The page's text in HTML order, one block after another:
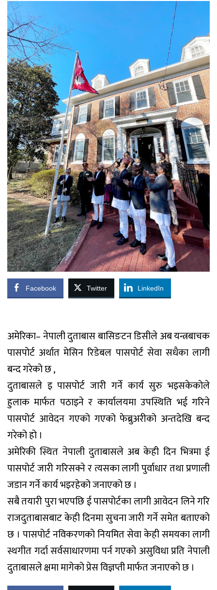
Facebook Twitter LinkedIn
अमेरिका– नेपाली दुताबास बासिङटन डिसीले अब यन्त्रबाचक
पासपोर्ट अर्थात मेसिन रिडेबल पासपोर्ट सेवा सधैका लागी
बन्द गरेको छ ,
दुताबासले इ पासपोर्ट जारी गर्ने कार्य सुरु भइसकेकोले
हुलाक मार्फत पठाइने र कार्यालयमा उपस्थिति भई गरिने
पासपोर्ट आवेदन गएको गएको फेब्रुअरीको अन्तदेखि बन्द
गरेको हो ।
अमेरिकी स्थित नेपाली दुताबासले अब केही दिन भित्रमा ई
पासपोर्ट जारी गरिसक्ने र त्यसका लागी पुर्वाधार तथा प्रणाली
जडान गर्ने कार्य भइरहेको जनाएको छ ।
सबै तयारी पुरा भएपछि ई पासपोर्टका लागी आवेदन लिने गरि
राजदुताबासबाट केही दिनमा सुचना जारी गर्ने समेत बताएको
छ । पासपोर्ट नविकरणको नियमित सेवा केही समयका लागी
स्थगीत गर्दा सर्वसाधारणमा पर्न गएको असुविधा प्रति नेपाली
दुताबासले क्षमा मागेको प्रेस विज्ञप्ती मार्फत जनाएको छ ।